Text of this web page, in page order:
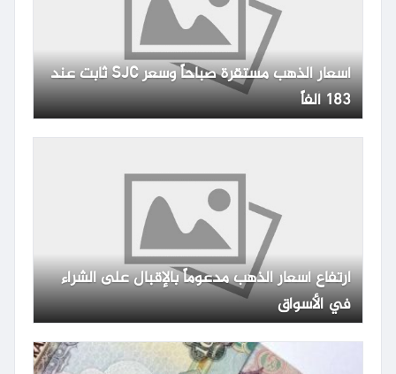
أسعار الذهب مستقرة صباحاً وسعر SJC ثابت عند
183 ألفاً
ارتفاع أسعار الذهب مدعوماً بالإقبال على الشراء
في الأسواق